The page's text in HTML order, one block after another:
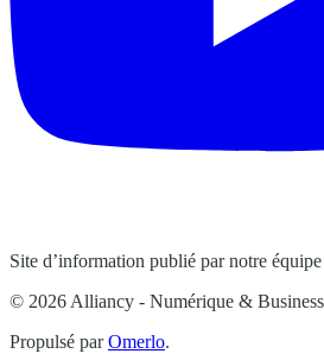
Site d’information publié par notre
© 2026 Alliancy - Numérique &
Propulsé parOmerlo.